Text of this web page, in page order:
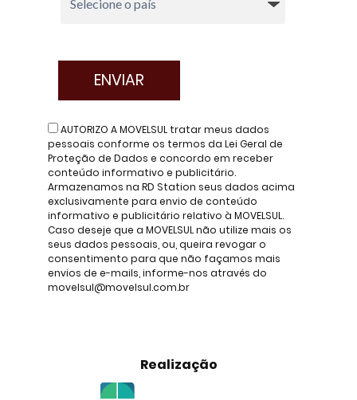
AUTORIZO A MOVELSUL tratar meus dados
pessoais conforme os termos da Lei Geral de
Proteção de Dados e concordo em receber
conteúdo informativo e publicitário.
Armazenamos na RD Station seus dados acima
exclusivamente para envio de conteúdo
informativo e publicitário relativo à MOVELSUL.
Caso deseje que a MOVELSUL não utilize mais os
seus dados pessoais, ou, queira revogar o
consentimento para que não façamos mais
envios de e-mails, informe-nos através do
movelsul@movelsul.com.br
Realização